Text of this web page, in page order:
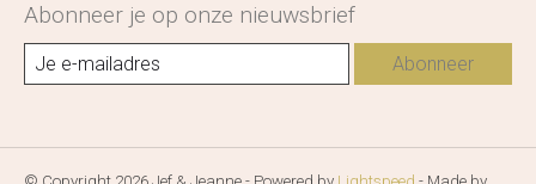
Abonneer je op onze nieuwsbrief
Abonneer